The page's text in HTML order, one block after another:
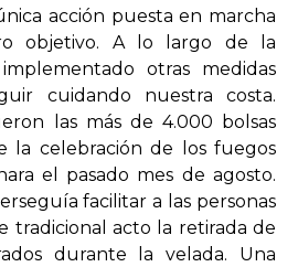
acción puesta en marcha
objetivo. A lo largo de la
otras medidas
cuidando nuestra costa.
las más de 4.000 bolsas
la celebración de los fuegos
el pasado mes de agosto.
facilitar a las personas
tradicional acto la retirada de
durante la velada. Una